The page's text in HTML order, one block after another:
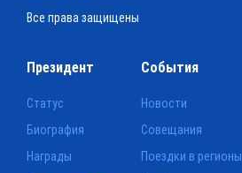
Все права защищены
Президент
Статус
Биография
Награды
События
Новости
Совещания
Поездки в регионы